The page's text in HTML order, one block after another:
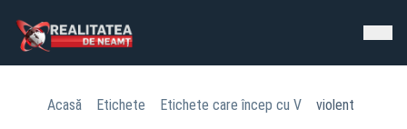
Acasă Etichete Etichete care încep cu V violent